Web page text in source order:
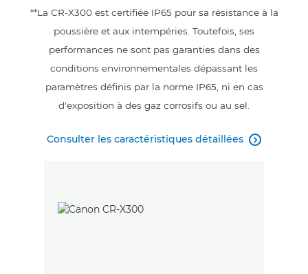
**La CR-X300 est certifiée IP65 pour sa résistance à la
poussière et aux intempéries. Toutefois, ses
performances ne sont pas garanties dans des
conditions environnementales dépassant les
paramètres définis par la norme IP65, ni en cas
d'exposition à des gaz corrosifs ou au sel.
Consulter les caractéristiques détaillées 